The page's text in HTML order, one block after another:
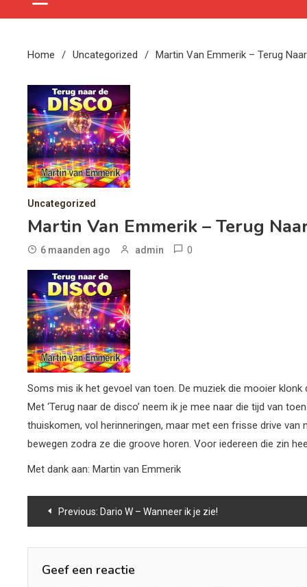
Home Uncategorized Martin Van Emmerik – Terug
Uncategorized
Martin Van Emmerik – Terug
6 maanden ago admin 0
Soms mis ik het gevoel van toen. De muziek die mooier
Met ‘Terug naar de disco’ neem ik je mee naar die tijd van
thuiskomen, vol herinneringen, maar met een frisse drive
bewegen zodra ze die groove horen. Voor iedereen die zin
Met dank aan: Martin van Emmerik
Bericht
navigatie
Previous: Dario W – Wanneer ik je zie!
Geef een reactie